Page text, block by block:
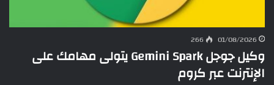
01/08/2026
266
وكيل جوجل Gemini Spark يتولى مهامك على
الإنترنت عبر كروم